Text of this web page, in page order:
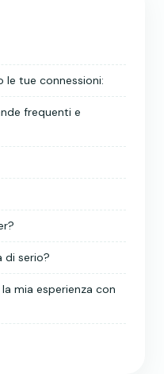
le tue connessioni:
frequenti e
di serio?
mia esperienza con